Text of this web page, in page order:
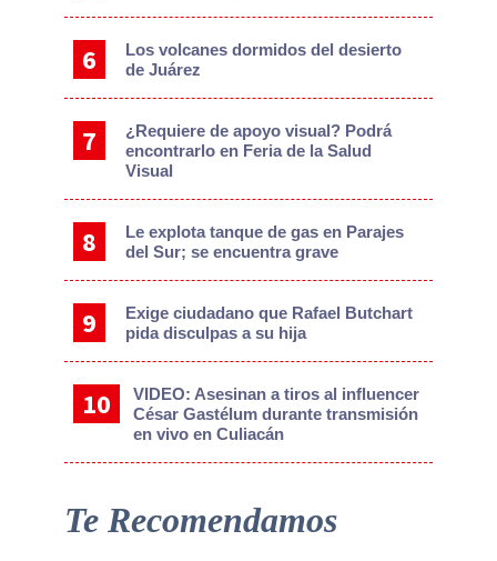
Los volcanes dormidos del desierto
de Juárez
¿Requiere de apoyo visual? Podrá
encontrarlo en Feria de la Salud
Visual
Le explota tanque de gas en Parajes
del Sur; se encuentra grave
Exige ciudadano que Rafael Butchart
pida disculpas a su hija
VIDEO: Asesinan a tiros al influencer
César Gastélum durante transmisión
en vivo en Culiacán
Te Recomendamos